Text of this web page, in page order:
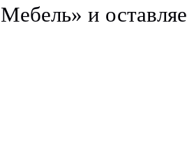
Мебель» и